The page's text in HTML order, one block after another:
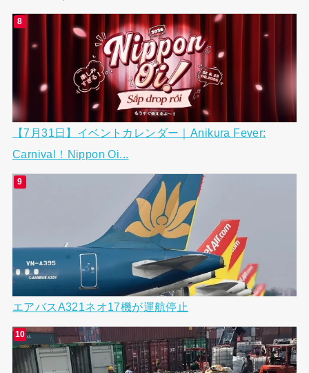
【7月31日】イベントカレンダー｜Anikura Fever:
Carnival！Nippon Oi...
エアバスA321ネオ17機が運航停止